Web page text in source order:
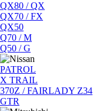
QX80 / QX
QX70 / FX
QX50
Q70 / M
Q50 / G
PATROL
X TRAIL
370Z / FAIRLADY Z34
GTR